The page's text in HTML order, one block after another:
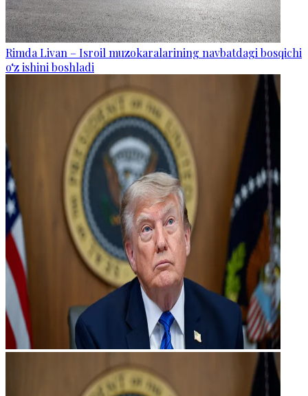
Rimda Livan – Isroil muzokaralarining navbatdagi bosqichi
o‘z ishini boshladi